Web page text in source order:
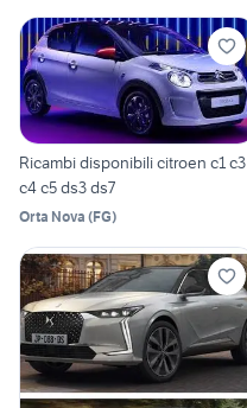
Ricambi disponibili citroen c1 c3
c4 c5 ds3 ds7
Orta Nova (FG)